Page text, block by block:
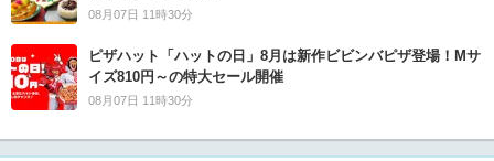
08月07日 11時30分
ピザハット「ハットの日」8月は新作ビビンバピザ登場！Mサ
イズ810円～の特大セール開催
08月07日 11時30分